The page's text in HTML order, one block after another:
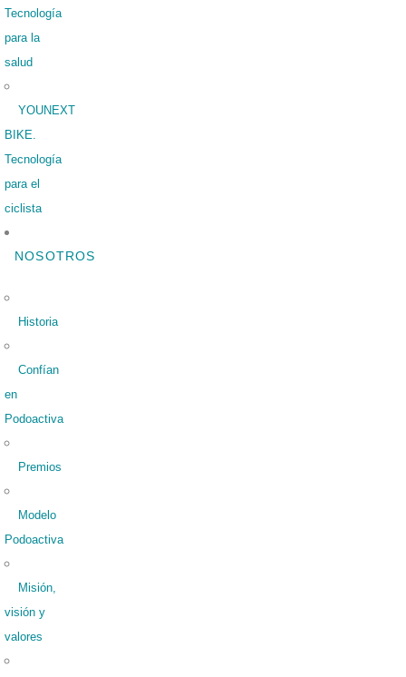
Tecnología
para la
salud
YOUNEXT
BIKE.
Tecnología
para el
ciclista
NOSOTROS
Historia
Confían
en
Podoactiva
Premios
Modelo
Podoactiva
Misión,
visión y
valores